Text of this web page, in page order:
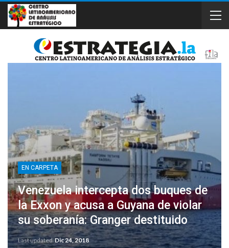
EN CARPETA
Venezuela intercepta dos buques de
la Exxon y acusa a Guyana de violar
su soberanía: Granger destituido
Last updated Dic 24, 2018